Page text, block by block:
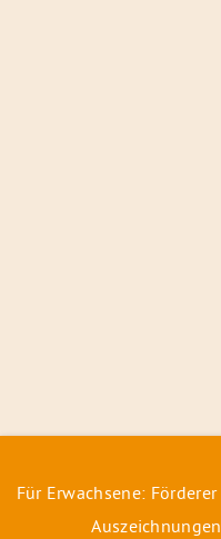
Für Erwachsene: Förderer
Auszeichnungen